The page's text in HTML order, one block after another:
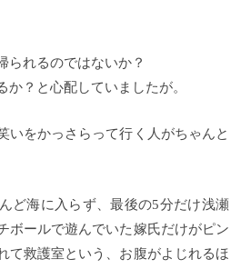
られるのではないか？
？と心配していましたが。
いをかっさらって行く人がちゃんと
ど海に入らず、最後の5分だけ浅瀬
ボールで遊んでいた嫁氏だけがピン
て救護室という、お腹がよじれるほ